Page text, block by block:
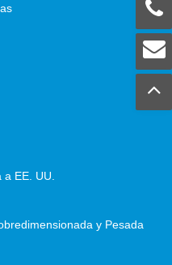
EE. UU.
y Pesada